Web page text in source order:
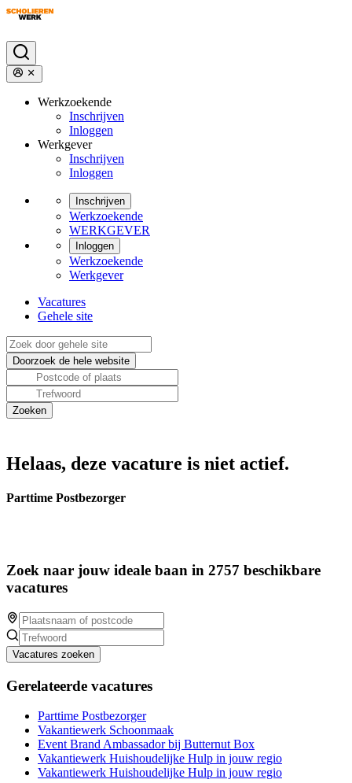
Werkzoekende
Inschrijven
Inloggen
Werkgever
Inschrijven
Inloggen
Inschrijven
Werkzoekende
WERKGEVER
Inloggen
Werkzoekende
Werkgever
Vacatures
Gehele site
Helaas, deze vacature is niet actief.
Parttime Postbezorger
Zoek naar jouw ideale baan in 2757 beschikbare
vacatures
Vacatures zoeken
Gerelateerde vacatures
Parttime Postbezorger
Vakantiewerk Schoonmaak
Event Brand Ambassador bij Butternut Box
Vakantiewerk Huishoudelijke Hulp in jouw regio
Vakantiewerk Huishoudelijke Hulp in jouw regio